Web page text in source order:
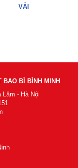
VẢI
BAO BÌ BÌNH MINH
- Hà Nội